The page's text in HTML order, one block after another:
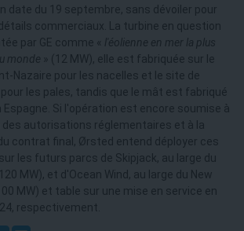
date du 19 septembre, sans dévoiler pour
commerciaux. La turbine en question
par GE comme « l'éolienne en mer la plus
monde » (12 MW), elle est fabriquée sur le
Nazaire pour les nacelles et le site de
les pales, tandis que le mât est fabriqué
Espagne. Si l'opération est encore soumise à
des autorisations réglementaires et à la
contrat final, Ørsted entend déployer ces
les futurs parcs de Skipjack, au large du
MW), et d'Ocean Wind, au large du New
MW) et table sur une mise en service en
respectivement.